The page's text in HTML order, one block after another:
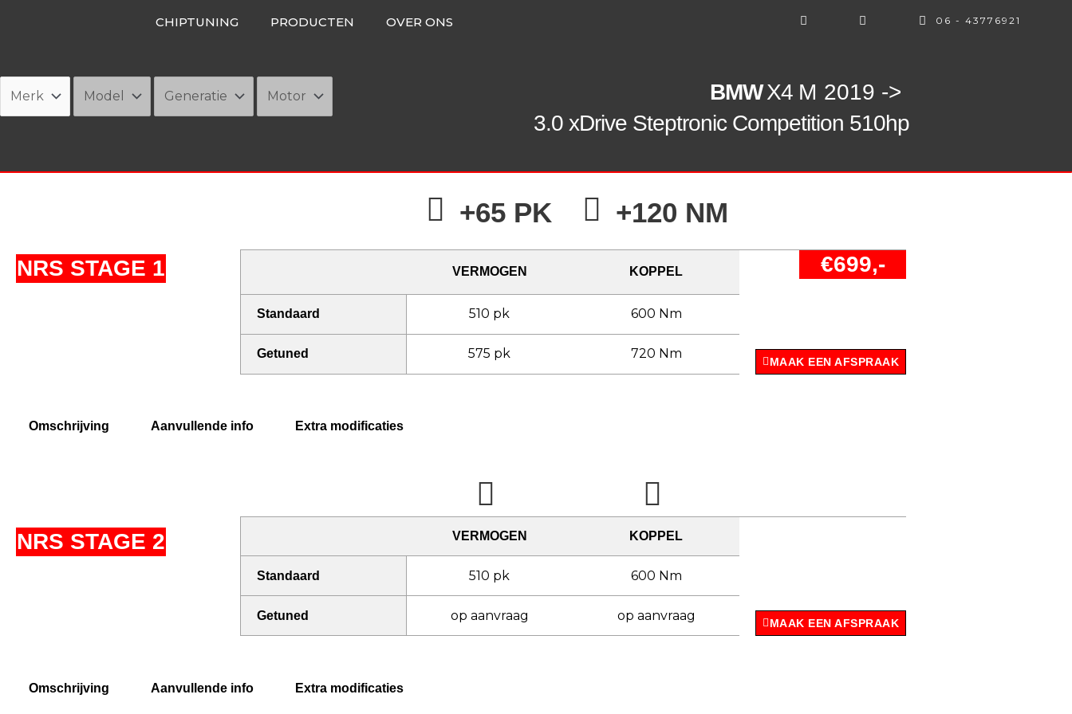
CHIPTUNING PRODUCTEN OVER ONS 06 - 43776921
BMWX4 M 2019 ->
3.0 xDrive Steptronic Competition 510hp
NRS STAGE 1
+65 PK +120 NM
VERMOGEN KOPPEL €699,-
Standaard 510 pk 600 Nm
Getuned 575 pk 720 Nm
MAAK EEN AFSPRAAK
Omschrijving Aanvullende info Extra modificaties
NRS STAGE 2 VERMOGEN KOPPEL
Standaard 510 pk 600 Nm
Getuned op aanvraag op aanvraag
MAAK EEN AFSPRAAK
Omschrijving Aanvullende info Extra modificaties